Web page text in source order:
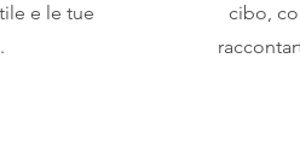
e le tue
cibo,